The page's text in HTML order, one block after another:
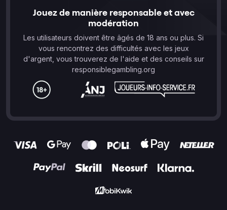
Jouez de manière responsable et avec
modération
Les utilisateurs doivent être âgés de 18 ans ou plus. Si
vous rencontrez des difficultés avec les jeux
d'argent, vous trouverez de l'aide et des conseils sur
responsiblegambling.org